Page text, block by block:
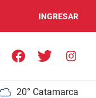
INGRESAR
20° Catamarca